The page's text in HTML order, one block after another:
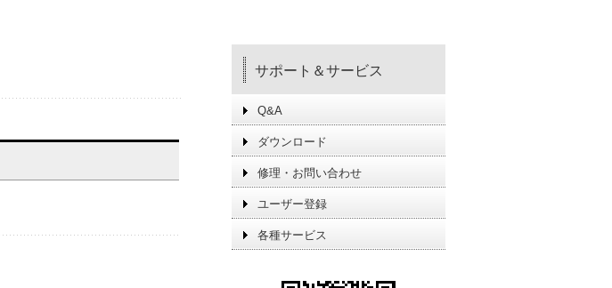
サポート＆サービス
Q&A
ダウンロード
修理・お問い合わせ
ユーザー登録
各種サービス